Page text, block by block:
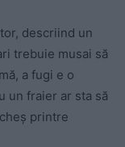
descriind un
trebuie musai să
a fugi e o
un fraier ar sta să
printre